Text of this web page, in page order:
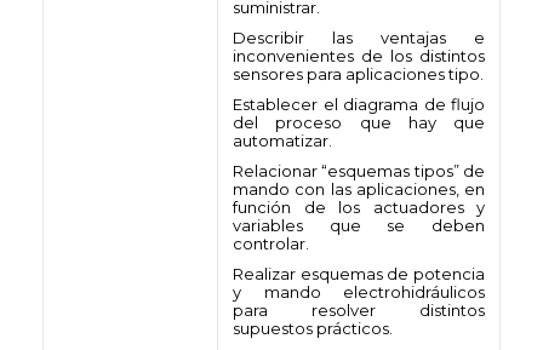
suministrar.
Describir las ventajas e
inconvenientes de los distintos
sensores para aplicaciones tipo.
Establecer el diagrama de flujo
del proceso que hay que
automatizar.
Relacionar “esquemas tipos” de
mando con las aplicaciones, en
función de los actuadores y
variables que se deben
controlar.
Realizar esquemas de potencia
y mando electrohidráulicos
para resolver distintos
supuestos prácticos.